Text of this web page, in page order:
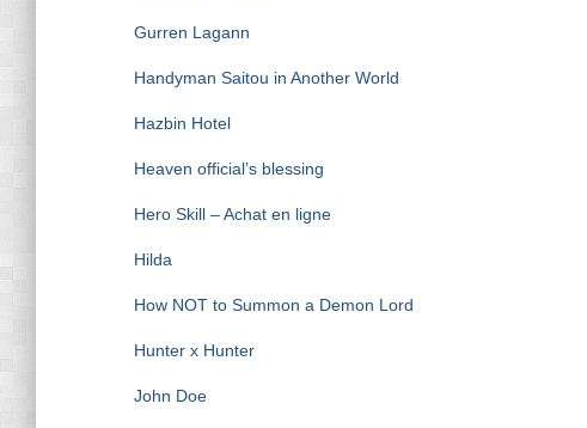
Gurren Lagann
Handyman Saitou in Another World
Hazbin Hotel
Heaven official’s blessing
Hero Skill – Achat en ligne
Hilda
How NOT to Summon a Demon Lord
Hunter x Hunter
John Doe